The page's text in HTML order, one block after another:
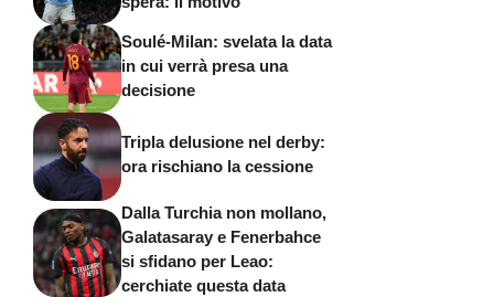
Soulé-Milan: svelata la data
in cui verrà presa una
decisione
Tripla delusione nel derby:
ora rischiano la cessione
Dalla Turchia non mollano,
Galatasaray e Fenerbahce
si sfidano per Leao:
cerchiate questa data